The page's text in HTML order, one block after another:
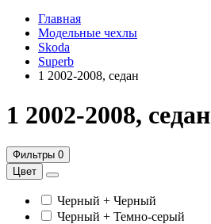
Главная
Модельные чехлы
Skoda
Superb
1 2002-2008, седан
1 2002-2008, седан
Фильтры 0
Цвет
Черный + Черный
Черный + Темно-серый